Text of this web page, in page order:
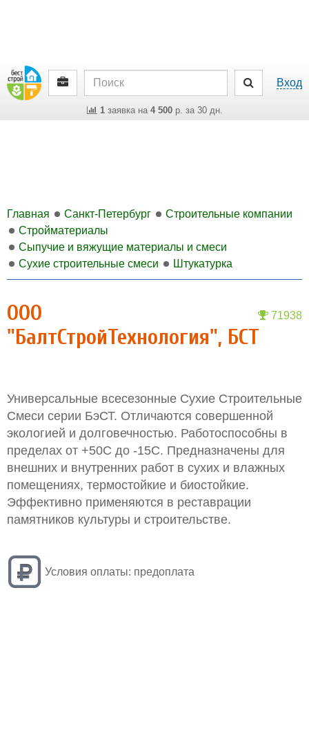
Вход
1заявка на 4 500р. за 30 дн.
Главная Санкт-Петербург
Строительные компании
Стройматериалы
Сыпучие и вяжущие материалы и смеси
Сухие строительные смеси
Штукатурка
71938
ООО
"БалтСтройТехнология", БСТ
Универсальные всесезонные Сухие Строительные
Смеси серии БэСТ. Отличаются совершенной
экологией и долговечностью. Работоспособны в
пределах от +50С до -15С. Предназначены для
внешних и внутренних работ в сухих и влажных
помещениях, термостойкие и биостойкие.
Эффективно применяются в реставрации
памятников культуры и строительстве.
Условия оплаты: предоплата